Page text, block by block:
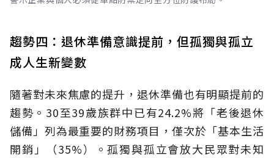
趨勢四：退休準備意識提前，但孤獨與孤立
成人生新變數
隨著對未來焦慮的提升，退休準備也有明顯提前的
趨勢。30至39歲族群中已有24.2%將「老後退休
儲備」列為最重要的財務項目，僅次於「基本生活
開銷」（35%）。孤獨與孤立會放大民眾對未知